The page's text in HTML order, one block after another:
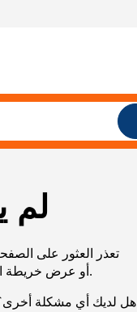
لم
تعذر العثور على
URL، أو عرض خريطة الموقع الخاصة بنا لمساعدتك في العثور على ما تريد.
هل لديك أي مشكلة أخرى؟